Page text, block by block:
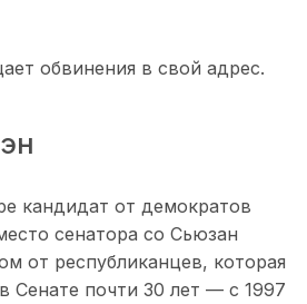
обвинения в свой адрес.
кандидат от демократов
сенатора со Сьюзан
от республиканцев, которая
Сенате почти 30 лет — с 1997